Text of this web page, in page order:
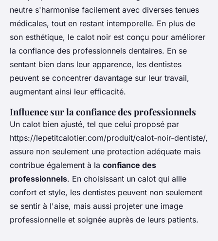
neutre s'harmonise facilement avec diverses tenues
médicales, tout en restant intemporelle. En plus de
son esthétique, le calot noir est conçu pour améliorer
la confiance des professionnels dentaires. En se
sentant bien dans leur apparence, les dentistes
peuvent se concentrer davantage sur leur travail,
augmentant ainsi leur efficacité.
Influence sur la confiance des professionnels
Un calot bien ajusté, tel que celui proposé par
https://lepetitcalotier.com/produit/calot-noir-dentiste/,
assure non seulement une protection adéquate mais
contribue également à la confiance des
professionnels. En choisissant un calot qui allie
confort et style, les dentistes peuvent non seulement
se sentir à l'aise, mais aussi projeter une image
professionnelle et soignée auprès de leurs patients.